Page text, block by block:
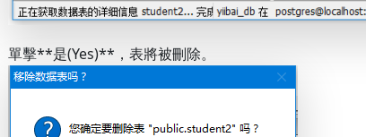
單擊**是(Yes)**，表將被刪除。